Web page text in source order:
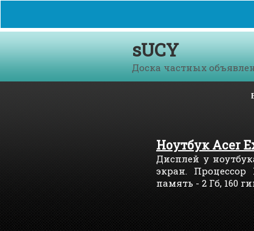
sUCY
Доска частных
Ноутбук Acer
Дисплей у
экран. Процессор
память - 2 Гб, 160